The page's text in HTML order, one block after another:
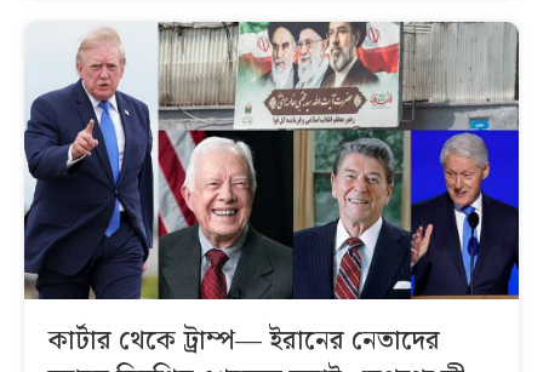
কার্টার থেকে ট্রাম্প— ইরানের নেতাদের